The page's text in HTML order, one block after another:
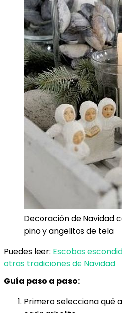
Decoración de Navidad
pino y angelitos de tela
Puedes leer: Escobas
otras tradiciones de Navidad
Guía paso a paso:
Primero selecciona qué